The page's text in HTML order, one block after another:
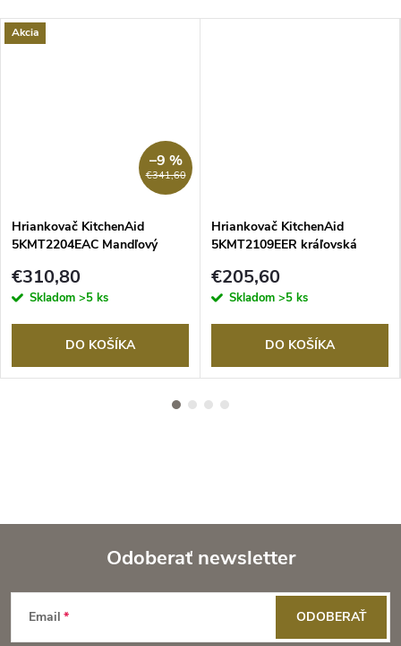
Akcia
€341,60
–9 %
Hriankovač KitchenAid
5KMT2204EAC Mandľový
€310,80
Skladom >5 ks
DO KOŠÍKA
Hriankovač KitchenAid
5KMT2109EER kráľovská
€205,60
Skladom >5 ks
DO KOŠÍKA
Z
Odoberať newsletter
Email ODOBERAŤ